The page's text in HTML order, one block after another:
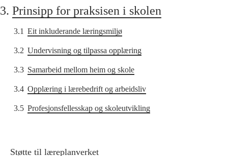
3. Prinsipp for praksisen i skolen
3.1 Eit inkluderande læringsmiljø
3.2 Undervisning og tilpassa opplæring
3.3 Samarbeid mellom heim og skole
3.4 Opplæring i lærebedrift og arbeidsliv
3.5 Profesjonsfellesskap og skoleutvikling
Støtte til læreplanverket